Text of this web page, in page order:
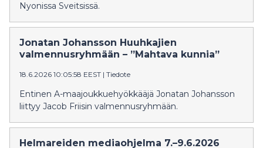
Nyonissa Sveitsissä.
Jonatan Johansson Huuhkajien
valmennusryhmään – ”Mahtava kunnia”
18.6.2026 10:05:58 EEST | Tiedote
Entinen A-maajoukkuehyökkääjä Jonatan Johansson
liittyy Jacob Friisin valmennusryhmään.
Helmareiden mediaohjelma 7.–9.6.2026